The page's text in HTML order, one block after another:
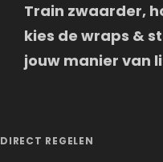
Train zwaarder,
kies de wraps &
jouw manier van
DIRECT REGELEN